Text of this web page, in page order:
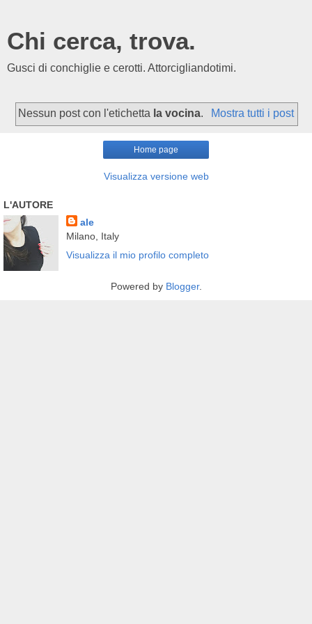
Chi cerca, trova.
Gusci di conchiglie e cerotti. Attorcigliandotimi.
Nessun post con l'etichetta la vocina. Mostra tutti i post
Home page
Visualizza versione web
L'AUTORE
ale
Milano, Italy
Visualizza il mio profilo completo
Powered by Blogger.